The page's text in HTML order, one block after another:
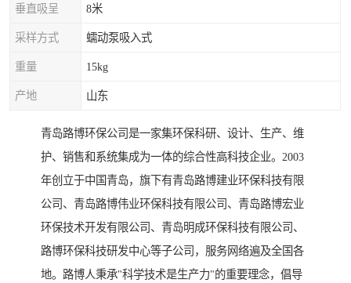
垂直吸呈 8米
采样方式 蠕动泵吸入式
重量 15kg
产地 山东
青岛路博环保公司是一家集环保科研、设计、生产、维
护、销售和系统集成为一体的综合性高科技企业。2003
年创立于中国青岛，旗下有青岛路博建业环保科技有限
公司、青岛路博伟业环保科技有限公司、青岛路博宏业
环保技术开发有限公司、青岛明成环保科技有限公司、
路博环保科技研发中心等子公司，服务网络遍及全国各
地。路博人秉承"科学技术是生产力"的重要理念，倡导